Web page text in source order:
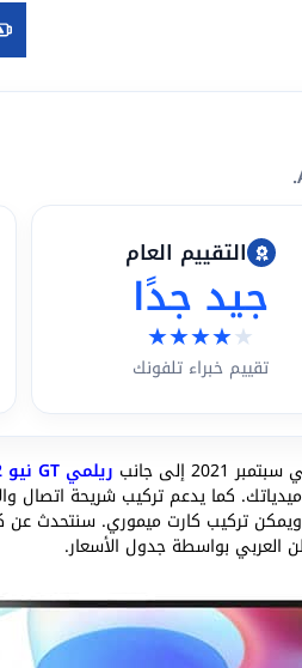
التقييم العام
جيد جدًا
★★★★★
تقييم خبراء تلفونك
ريلمي GT نيو 2
كما يدعم تركيب شريحة اتصال
128 جيجابايت ويمكن تركيب كارت ميموري.
العربي بواسطة جدول الأسعار.